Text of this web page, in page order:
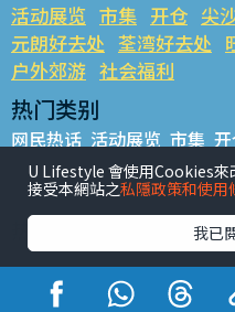
活动展览 市集 开仓 尖
元朗好去处 荃湾好去处
户外郊游 社会福利
热门类别
网民热话 活动展览 市集
铜锣湾好去处 元朗好去处
餐厅情报 户外郊游
热门标签
#UGO揾好去处 #人气活动
#亲子玩乐好去处
U Lifestyle 會使用Cookies來
接受本網站之私隱政策和使用
我已